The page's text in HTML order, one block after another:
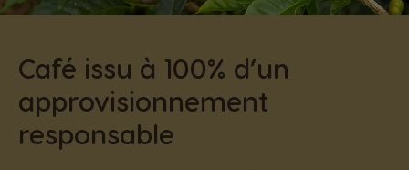
Café issu à 100% d’un
approvisionnement
responsable